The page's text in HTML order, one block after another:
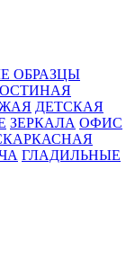
ОБРАЗЦЫ
ДЕТСКАЯ
ЗЕРКАЛА ОФИС
ГЛАДИЛЬНЫЕ